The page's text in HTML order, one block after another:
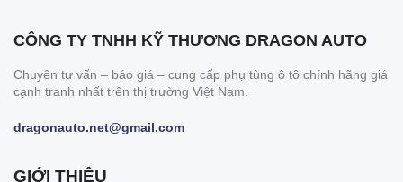
CÔNG TY TNHH KỸ THƯƠNG DRAGON AUTO
Chuyên tư vấn – báo giá – cung cấp phụ tùng ô tô chính hãng giá
cạnh tranh nhất trên thị trường Việt Nam.
dragonauto.net@gmail.com
GIỚI THIỆU